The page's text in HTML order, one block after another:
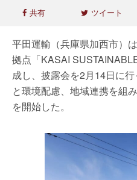
共有 ツイート
平田運輸（兵庫県加西市）
拠点「KASAI
成し、披露会を2月14日に
と環境配慮、地域連携を組
を開始した。